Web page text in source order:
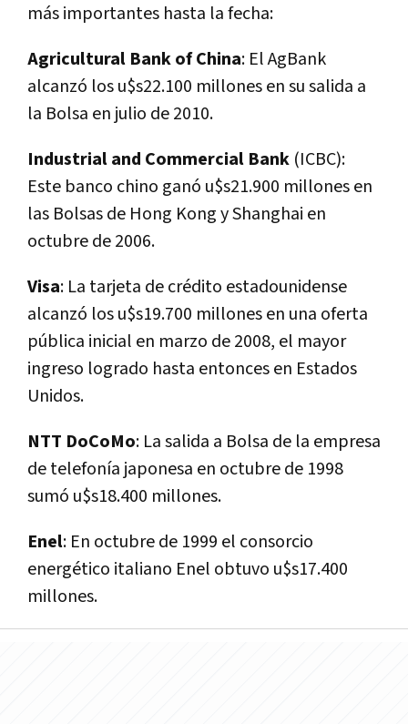
más importantes hasta la fecha:
Agricultural Bank of China: El AgBank
alcanzó los u$s22.100 millones en su salida a
la Bolsa en julio de 2010.
Industrial and Commercial Bank (ICBC):
Este banco chino ganó u$s21.900 millones en
las Bolsas de Hong Kong y Shanghai en
octubre de 2006.
Visa: La tarjeta de crédito estadounidense
alcanzó los u$s19.700 millones en una oferta
pública inicial en marzo de 2008, el mayor
ingreso logrado hasta entonces en Estados
Unidos.
NTT DoCoMo: La salida a Bolsa de la empresa
de telefonía japonesa en octubre de 1998
sumó u$s18.400 millones.
Enel: En octubre de 1999 el consorcio
energético italiano Enel obtuvo u$s17.400
millones.